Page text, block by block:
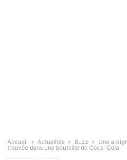
Accueil Actualités Buzz
Une
trouvée dans une bouteille de Coca-Cola